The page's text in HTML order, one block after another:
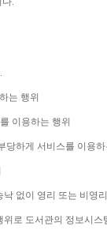
.
는 행위
이용하는 행위
당하게 서비스를 이용
없이 영리 또는 비영
로 도서관의 정보시스